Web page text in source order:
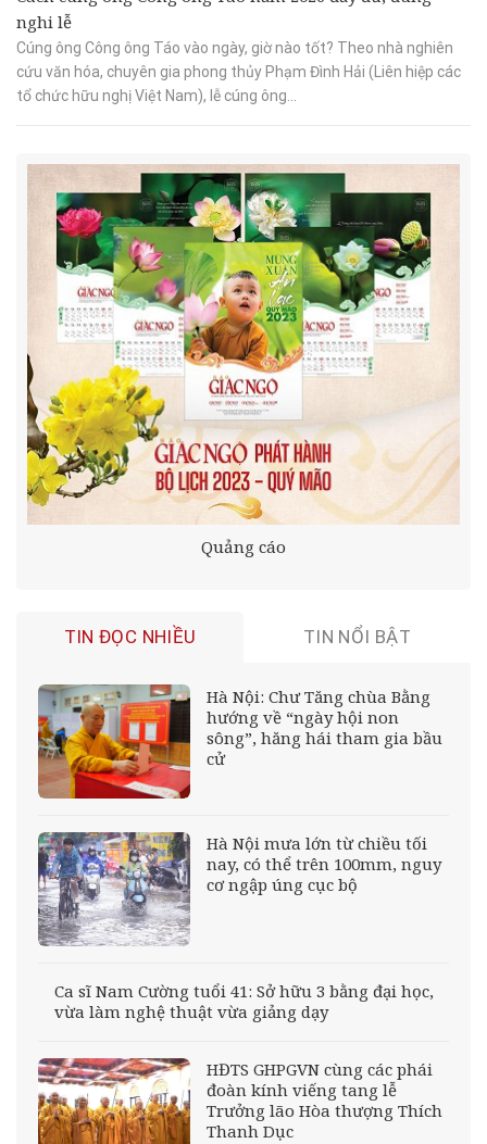
nghi lễ
Cúng ông Công ông Táo vào ngày, giờ nào tốt? Theo nhà nghiên
cứu văn hóa, chuyên gia phong thủy Phạm Đình Hải (Liên hiệp các
tổ chức hữu nghị Việt Nam), lễ cúng ông...
Quảng cáo
TIN ĐỌC NHIỀU TIN NỔI BẬT
Hà Nội: Chư Tăng chùa Bằng
hướng về “ngày hội non
sông”, hăng hái tham gia bầu
cử
Hà Nội mưa lớn từ chiều tối
nay, có thể trên 100mm, nguy
cơ ngập úng cục bộ
Ca sĩ Nam Cường tuổi 41: Sở hữu 3 bằng đại học,
vừa làm nghệ thuật vừa giảng dạy
HĐTS GHPGVN cùng các phái
đoàn kính viếng tang lễ
Trưởng lão Hòa thượng Thích
Thanh Dục